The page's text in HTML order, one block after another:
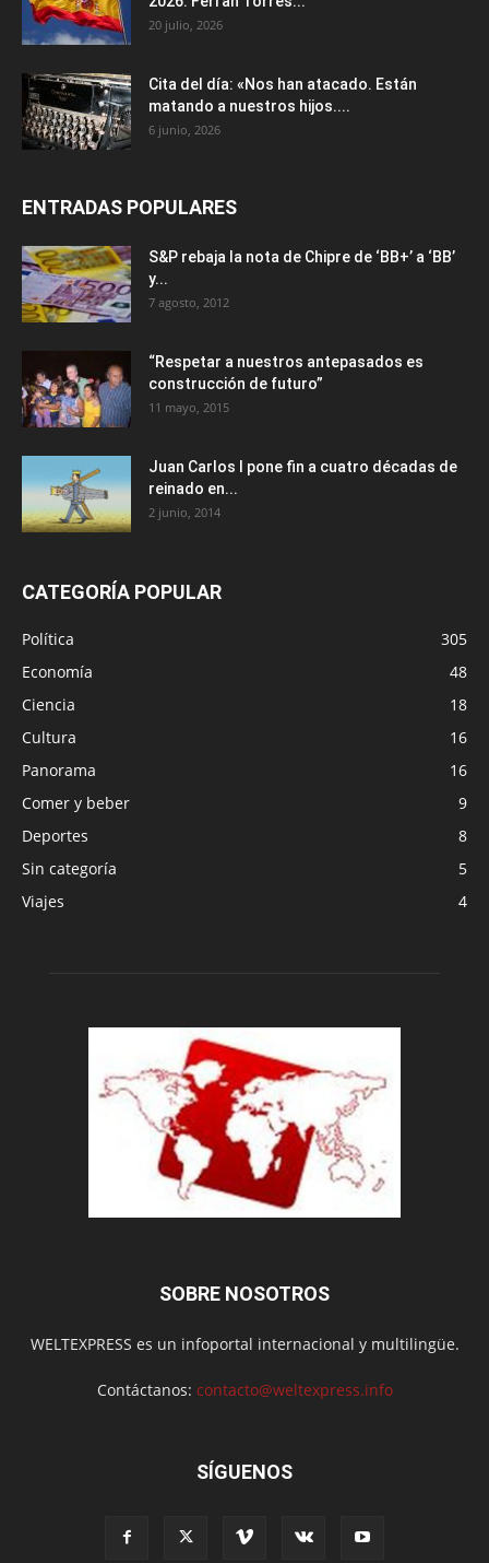
20 julio, 2026
Cita del día: «Nos han atacado. Están
matando a nuestros hijos....
6 junio, 2026
ENTRADAS POPULARES
S&P rebaja la nota de Chipre de ‘BB+’ a ‘ВВ’
y...
7 agosto, 2012
“Respetar a nuestros antepasados es
construcción de futuro”
11 mayo, 2015
Juan Carlos I pone fin a cuatro décadas de
reinado en...
2 junio, 2014
CATEGORÍA POPULAR
Política
305
Economía
48
Ciencia
18
Cultura
16
Panorama
16
Comer y beber
9
Deportes
8
Sin categoría
5
Viajes
4
SOBRE NOSOTROS
WELTEXPRESS es un infoportal internacional y multilingüe.
Contáctanos: contacto@weltexpress.info
SÍGUENOS